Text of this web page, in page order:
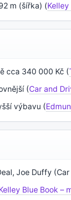
m (šířka) (
cca 340 000 Kč (
(Car and
výbavu (
Joe Duffy
Blue Book –